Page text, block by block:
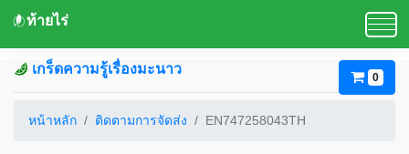
ท้ายไร่
เกร็ดความรู้เรื่องมะนาว
0
หน้าหลัก ติดตามการจัดส่ง EN747258043TH